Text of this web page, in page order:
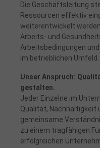
Die Geschäftsleitung
Ressourcen effektiv
weiterentwickelt
Arbeits- und
Arbeitsbedingungen
im betrieblichen Umfeld.
Unser Anspruch:
gestalten.
Jeder Einzelne im
Qualität, Nachhaltigkeit
gemeinsame
zu einem tragfähigen
erfolgreichen